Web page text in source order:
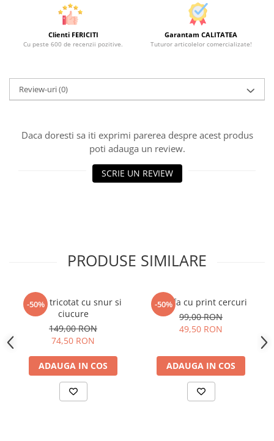
Clienti FERICITI
Cu peste 600 de recenzii pozitive.
Garantam CALITATEA
Tuturor articolelor comercializate!
Review-uri(0)
Daca doresti sa iti exprimi parerea despre acest produs
poti adauga un review.
SCRIE UN REVIEW
PRODUSE SIMILARE
-50%
Guler tricotat cu snur si
ciucure
149,00 RON
74,50 RON
ADAUGA IN COS
-50%
Esarfa cu print cercuri
99,00 RON
49,50 RON
ADAUGA IN COS